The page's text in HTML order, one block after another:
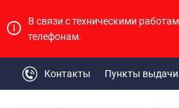
В связи с техническими
телефонам.
Контакты Пункты выдачи